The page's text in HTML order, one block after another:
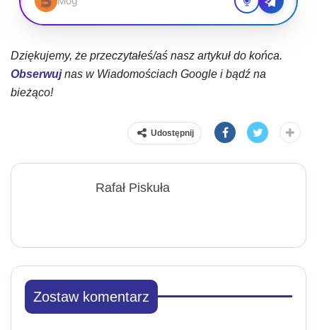
Dziękujemy, że przeczytałeś/aś nasz artykuł do końca.
Obserwujnas w Wiadomościach Google i bądź na
bieżąco!
Udostępnij
Rafał Piskuła
Zostaw komentarz